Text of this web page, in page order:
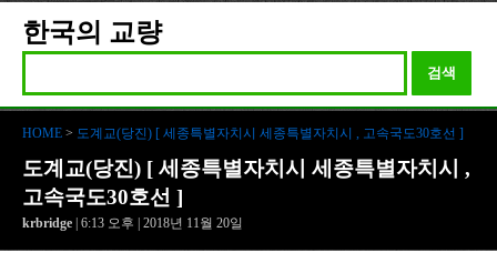
한국의 교량
검색
HOME > 도계교(당진) [ 세종특별자치시 세종특별자치시 , 고속국도30호선 ]
도계교(당진) [ 세종특별자치시 세종특별자치시 ,
고속국도30호선 ]
krbridge | 6:13 오후 | 2018년 11월 20일